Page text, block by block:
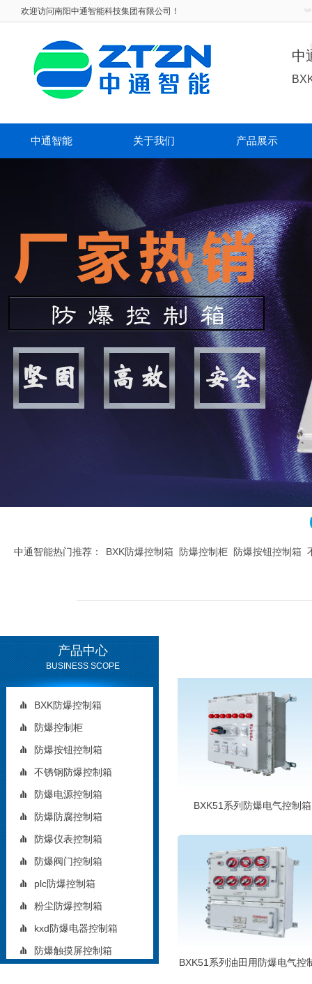
欢迎访问南阳中通智能科技集团有限公司！
中
中通智能 关于我们 产品展示
中通智能热门推荐： BXK防爆控制箱 防爆控制柜 防爆按钮控制箱
产品中心
BUSINESS SCOPE
BXK防爆控制箱
防爆控制柜
防爆按钮控制箱
不锈钢防爆控制箱
防爆电源控制箱
防爆防腐控制箱
防爆仪表控制箱
防爆阀门控制箱
plc防爆控制箱
粉尘防爆控制箱
kxd防爆电器控制箱
防爆触摸屏控制箱
BXK51系列防爆电气控制箱
BXK51系列油田用防爆电气控